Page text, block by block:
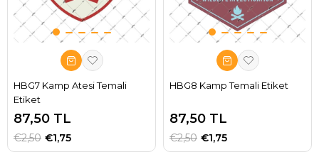
HBG7 Kamp Atesi Temali
Etiket
87,50 TL
€1,75
€2,50
HBG8 Kamp Temali Etiket
87,50 TL
€1,75
€2,50